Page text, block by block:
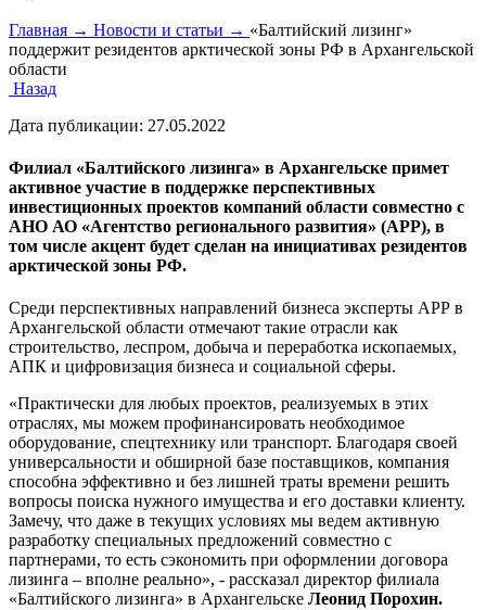
Главная → Новости и статьи → «Балтийский лизинг»
поддержит резидентов арктической зоны РФ в Архангельской
области
Назад
Дата публикации: 27.05.2022
Филиал «Балтийского лизинга» в Архангельске примет
активное участие в поддержке перспективных
инвестиционных проектов компаний области совместно с
АНО АО «Агентство регионального развития» (АРР), в
том числе акцент будет сделан на инициативах резидентов
арктической зоны РФ.
Среди перспективных направлений бизнеса эксперты АРР в
Архангельской области отмечают такие отрасли как
строительство, леспром, добыча и переработка ископаемых,
АПК и цифровизация бизнеса и социальной сферы.
«Практически для любых проектов, реализуемых в этих
отраслях, мы можем профинансировать необходимое
оборудование, спецтехнику или транспорт. Благодаря своей
универсальности и обширной базе поставщиков, компания
способна эффективно и без лишней траты времени решить
вопросы поиска нужного имущества и его доставки клиенту.
Замечу, что даже в текущих условиях мы ведем активную
разработку специальных предложений совместно с
партнерами, то есть сэкономить при оформлении договора
лизинга – вполне реально», - рассказал директор филиала
«Балтийского лизинга» в Архангельске Леонид Порохин.